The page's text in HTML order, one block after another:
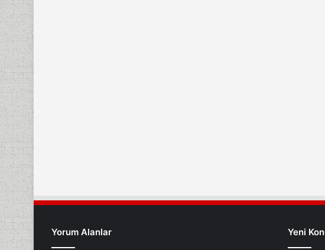
Yorum Alanlar Yeni